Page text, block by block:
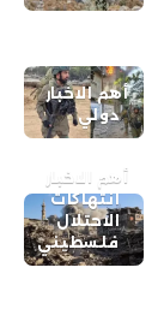
أهم الاخبار
دولي
أهم الاخبار
انتهاكات
الاحتلال
فلسطيني